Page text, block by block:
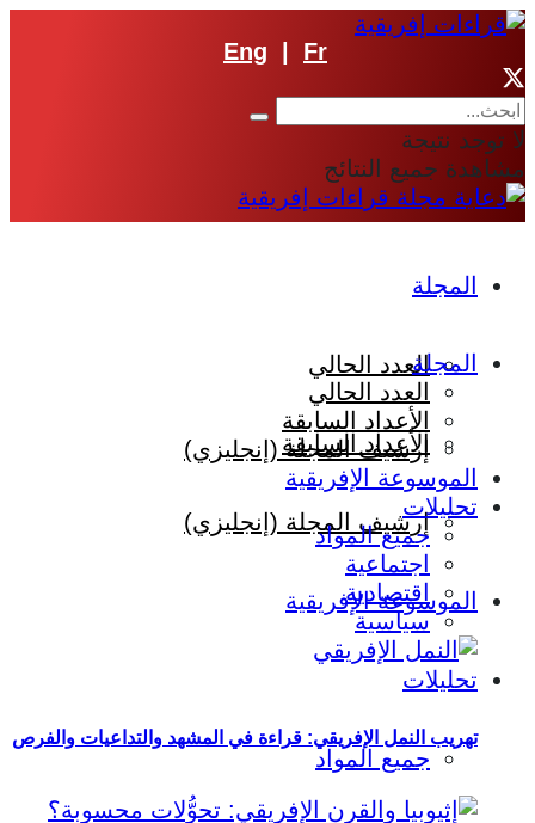
Eng Fr
لا توجد نتيجة
مشاهدة جميع النتائج
المجلة
العدد الحالي
الأعداد السابقة
إرشيف المجلة (إنجليزي)
الموسوعة الإفريقية
تحليلات
جميع المواد
المجلة
العدد الحالي
الأعداد السابقة
إرشيف المجلة (إنجليزي)
الموسوعة الإفريقية
تحليلات
جميع المواد
اجتماعية
اقتصادية
سياسية
تهريب النمل الإفريقي: قراءة في المشهد والتداعيات والفرص